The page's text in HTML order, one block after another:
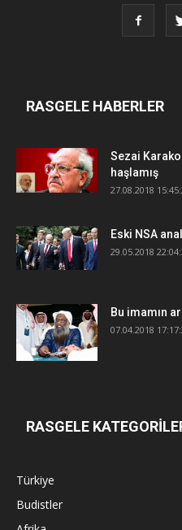
RASGELE HABERLER
Sezai
haşlamış
27.08.2018
Eski NSA
29.05.2018
Bu imamın
07.04.2018
RASGELE
Türkiye
Budistler